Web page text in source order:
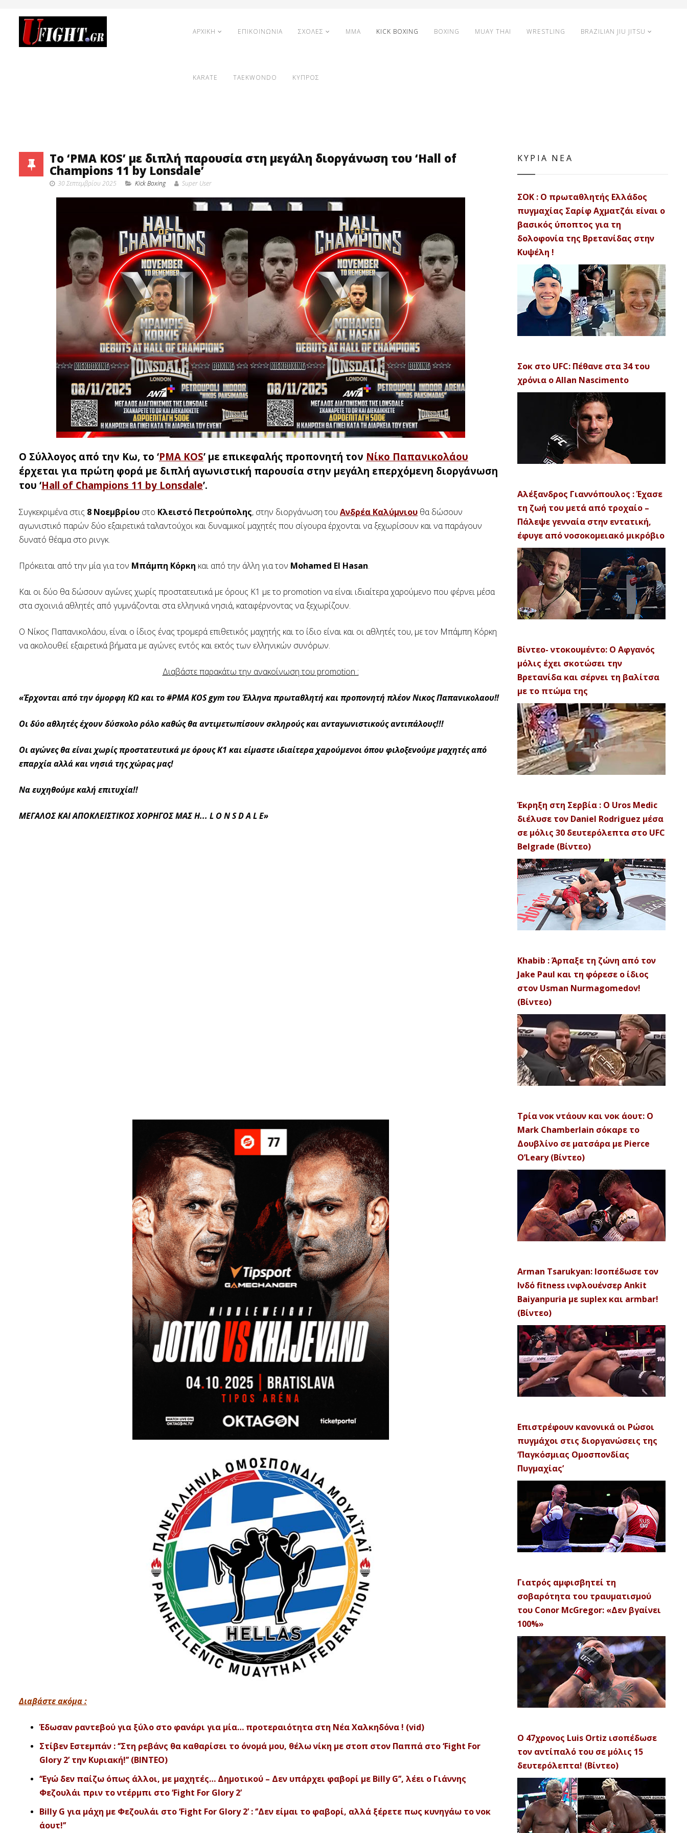
ΑΡΧΙΚΗ ΕΠΙΚΟΙΝΩΝΙΑ ΣΧΟΛΕΣ MMA KICK BOXING BOXING MUAY THAI WRESTLING BRAZILIAN JIU JITSU
KARATE TAEKWONDO ΚΥΠΡΟΣ
Το ‘PMA KOS’ με διπλή παρουσία στη μεγάλη διοργάνωση του ‘Hall of
Champions 11 by Lonsdale’
30 Σεπτεμβρίου 2025 Κick Boxing Super User
Ο Σύλλογος από την Κω, το ‘PMA KOS’ με επικεφαλής προπονητή τον Νίκο Παπανικολάου
έρχεται για πρώτη φορά με διπλή αγωνιστική παρουσία στην μεγάλη επερχόμενη διοργάνωση
του ‘Hall of Champions 11 by Lonsdale’.
Συγκεκριμένα στις 8 Νοεμβρίου στο Κλειστό Πετρούπολης, στην διοργάνωση του Ανδρέα Καλύμνιου θα δώσουν
αγωνιστικό παρών δύο εξαιρετικά ταλαντούχοι και δυναμικοί μαχητές που σίγουρα έρχονται να ξεχωρίσουν και να παράγουν
δυνατό θέαμα στο ρινγκ.
Πρόκειται από την μία για τον Μπάμπη Κόρκη και από την άλλη για τον Mohamed El Hasan.
Και οι δύο θα δώσουν αγώνες χωρίς προστατευτικά με όρους Κ1 με το promotion να είναι ιδιαίτερα χαρούμενο που φέρνει μέσα
στα σχοινιά αθλητές από γυμνάζονται στα ελληνικά νησιά, καταφέρνοντας να ξεχωρίζουν.
Ο Νίκος Παπανικολάου, είναι ο ίδιος ένας τρομερά επιθετικός μαχητής και το ίδιο είναι και οι αθλητές του, με τον Μπάμπη Κόρκη
να ακολουθεί εξαιρετικά βήματα με αγώνες εντός και εκτός των ελληνικών συνόρων.
Διαβάστε παρακάτω την ανακοίνωση του promotion :
«Έρχονται από την όμορφη ΚΩ και το #PMA KOS gym του Έλληνα πρωταθλητή και προπονητή πλέον Νικος Παπανικολαου‼️
Οι δύο αθλητές έχουν δύσκολο ρόλο καθώς θα αντιμετωπίσουν σκληρούς και ανταγωνιστικούς αντιπάλους!!!
Οι αγώνες θα είναι χωρίς προστατευτικά με όρους Κ1 και είμαστε ιδιαίτερα χαρούμενοι όπου φιλοξενούμε μαχητές από
επαρχία αλλά και νησιά της χώρας μας!
Nα ευχηθούμε καλή επιτυχία!!
ΜΕΓΑΛΟΣ ΚΑΙ ΑΠΟΚΛΕΙΣΤΙΚΟΣ ΧΟΡΗΓΟΣ ΜΑΣ Η... L O N S D A L E»
Διαβάστε ακόμα :
Έδωσαν ραντεβού για ξύλο στο φανάρι για μία… προτεραιότητα στη Νέα Χαλκηδόνα ! (vid)
Στίβεν Εστεμπάν : ‘’Στη ρεβάνς θα καθαρίσει το όνομά μου, θέλω νίκη με στοπ στον Παππά στο ‘Fight For
Glory 2’ την Κυριακή!’’ (BINTEO)
‘‘Εγώ δεν παίζω όπως άλλοι, με μαχητές… Δημοτικού – Δεν υπάρχει φαβορί με Billy G’’, λέει ο Γιάννης
Φεζουλάι πριν το ντέρμπι στο ‘Fight For Glory 2’
Billy G για μάχη με Φεζουλάι στο ‘Fight For Glory 2’ : ‘’Δεν είμαι το φαβορί, αλλά ξέρετε πως κυνηγάω το νοκ
άουτ!’’
ΚΥΡΙΑ ΝΕΑ
ΣΟΚ : Ο πρωταθλητής Ελλάδος
πυγμαχίας Σαρίφ Αχματζάι είναι ο
βασικός ύποπτος για τη
δολοφονία της Βρετανίδας στην
Κυψέλη !
Σοκ στο UFC: Πέθανε στα 34 του
χρόνια ο Allan Nascimento
Αλέξανδρος Γιαννόπουλος : Έχασε
τη ζωή του μετά από τροχαίο –
Πάλεψε γενναία στην εντατική,
έφυγε από νοσοκομειακό μικρόβιο
Βίντεο- ντοκουμέντο: Ο Αφγανός
μόλις έχει σκοτώσει την
Βρετανίδα και σέρνει τη βαλίτσα
με το πτώμα της
Έκρηξη στη Σερβία : Ο Uros Medic
διέλυσε τον Daniel Rodriguez μέσα
σε μόλις 30 δευτερόλεπτα στο UFC
Belgrade (Βίντεο)
Khabib : Άρπαξε τη ζώνη από τον
Jake Paul και τη φόρεσε ο ίδιος
στον Usman Nurmagomedov!
(Βίντεο)
Τρία νοκ ντάουν και νοκ άουτ: Ο
Mark Chamberlain σόκαρε το
Δουβλίνο σε ματσάρα με Pierce
O’Leary (Βίντεο)
Arman Tsarukyan: Ισοπέδωσε τον
Ινδό fitness ινφλουένσερ Ankit
Baiyanpuria με suplex και armbar!
(Βίντεο)
Επιστρέφουν κανονικά οι Ρώσοι
πυγμάχοι στις διοργανώσεις της
‘Παγκόσμιας Ομοσπονδίας
Πυγμαχίας’
Γιατρός αμφισβητεί τη
σοβαρότητα του τραυματισμού
του Conor McGregor: «Δεν βγαίνει
100%»
Ο 47χρονος Luis Ortiz ισοπέδωσε
τον αντίπαλό του σε μόλις 15
δευτερόλεπτα! (Βίντεο)